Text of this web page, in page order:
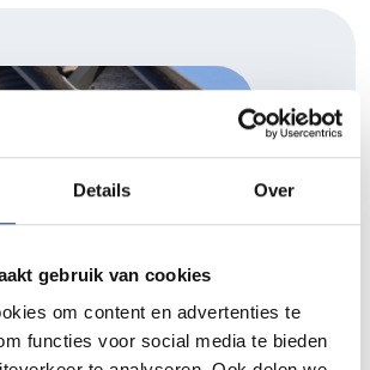
Details Over
gebruik van cookies
om content en advertenties te
functies voor social media te bieden